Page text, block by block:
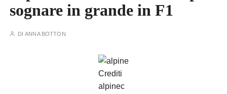
sognare in grande in F1
DIANNA BOTTON
Crediti
alpinec